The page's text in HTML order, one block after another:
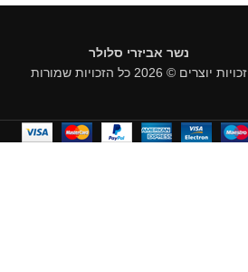
נשר אביזרי סלולר
זכויות יוצרים © 2026 כל הזכויות שמורות